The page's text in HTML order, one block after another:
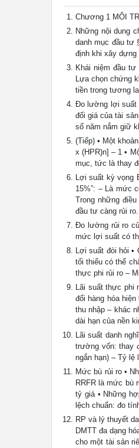
Chương 1 MÔI
Những nội dung
danh mục đầu tư
định khi xây
Khái niệm đầu
Lựa chọn chứng
tiền trong tương
Đo lường lợi suất
đổi giá của tài
số năm nắm giữ
(Tiếp) • Một
x (HPR)n] – 1 •
mục, tức là thay
Lợi suất kỳ vọng
15%”: – Là mức
Trong những
đầu tư càng rủi ro.
Đo lường rủi ro
mức lợi suất có
Lợi suất đòi hỏi
tối thiểu có thể
thực phi rủi ro –
Lãi suất thực phi
đổi hàng hóa
thu nhập – khác
dài hạn của nền
Lãi suất danh
trường vốn: thay
ngắn hạn) – Tỷ lệ
Mức bù rủi ro •
RRFR là mức bù
tỷ giá • Những
lệch chuẩn: đo
RP và lý thuyết
DMTT đa dạng
cho một tài sản